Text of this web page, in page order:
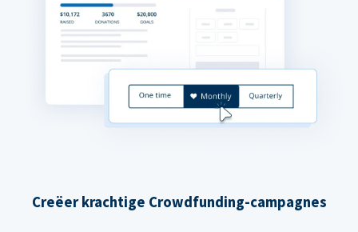
Creëer krachtige Crowdfunding-campagnes